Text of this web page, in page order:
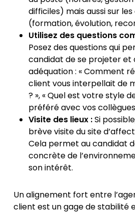
difficiles) mais aussi sur
(formation, évolution,
Utilisez des questions
Posez des questions qui
candidat de se projeter et
adéquation : « Comment
client vous interpellait de
? », « Quel est votre style
préféré avec vos
Visite des lieux :Si
brève visite du site
Cela permet au candidat
concrète de
son intérêt.
Un alignement fort entre
client est un gage de stabilité